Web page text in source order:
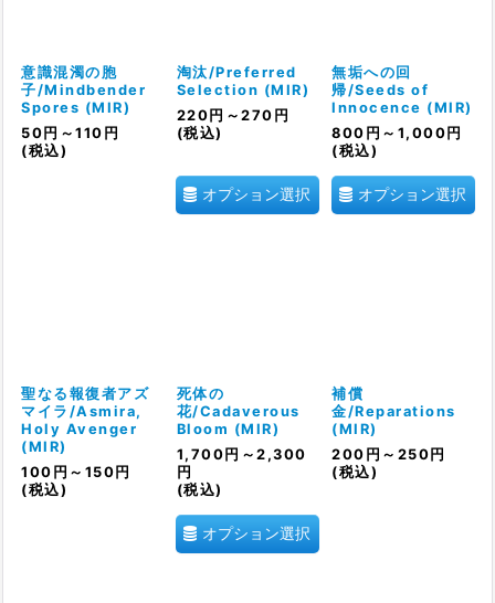
意識混濁の胞
子/Mindbender
Spores (MIR)
50 円 ～110 円
(税込)
淘汰/Preferred
Selection (MIR)
220 円 ～270 円
(税込)
オプション選択
無垢への回
帰/Seeds of
Innocence (MIR)
800 円 ～1,000 円
(税込)
オプション選択
聖なる報復者アズ
マイラ/Asmira,
Holy Avenger
(MIR)
100 円 ～150 円
(税込)
死体の
花/Cadaverous
Bloom (MIR)
1,700 円 ～2,300
円
(税込)
オプション選択
補償
金/Reparations
(MIR)
200 円 ～250 円
(税込)